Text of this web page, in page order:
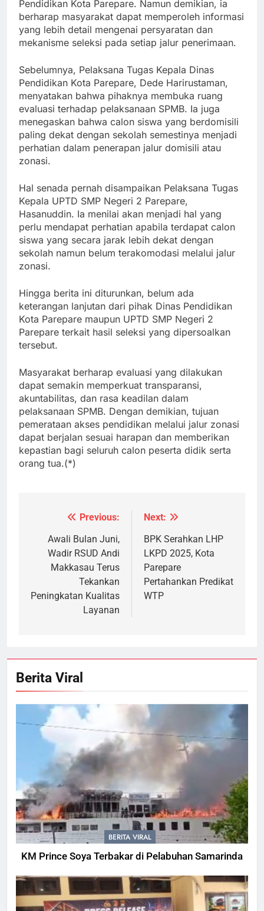
Pendidikan Kota Parepare. Namun demikian, ia
berharap masyarakat dapat memperoleh informasi
yang lebih detail mengenai persyaratan dan
mekanisme seleksi pada setiap jalur penerimaan.
Sebelumnya, Pelaksana Tugas Kepala Dinas
Pendidikan Kota Parepare, Dede Harirustaman,
menyatakan bahwa pihaknya membuka ruang
evaluasi terhadap pelaksanaan SPMB. Ia juga
menegaskan bahwa calon siswa yang berdomisili
paling dekat dengan sekolah semestinya menjadi
perhatian dalam penerapan jalur domisili atau
zonasi.
Hal senada pernah disampaikan Pelaksana Tugas
Kepala UPTD SMP Negeri 2 Parepare,
Hasanuddin. Ia menilai akan menjadi hal yang
perlu mendapat perhatian apabila terdapat calon
siswa yang secara jarak lebih dekat dengan
sekolah namun belum terakomodasi melalui jalur
zonasi.
Hingga berita ini diturunkan, belum ada
keterangan lanjutan dari pihak Dinas Pendidikan
Kota Parepare maupun UPTD SMP Negeri 2
Parepare terkait hasil seleksi yang dipersoalkan
tersebut.
Masyarakat berharap evaluasi yang dilakukan
dapat semakin memperkuat transparansi,
akuntabilitas, dan rasa keadilan dalam
pelaksanaan SPMB. Dengan demikian, tujuan
pemerataan akses pendidikan melalui jalur zonasi
dapat berjalan sesuai harapan dan memberikan
kepastian bagi seluruh calon peserta didik serta
orang tua.(*)
Navigasi
pos
Previous:
Awali Bulan Juni,
Wadir RSUD Andi
Makkasau Terus
Tekankan
Peningkatan Kualitas
Layanan
Next:
BPK Serahkan LHP
LKPD 2025, Kota
Parepare
Pertahankan Predikat
WTP
Berita Viral
BERITA VIRAL
KM Prince Soya Terbakar di Pelabuhan Samarinda